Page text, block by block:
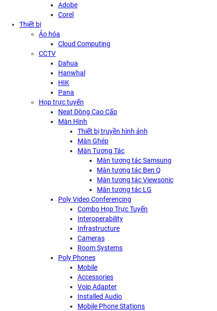
Adobe
Corel
Thiết bị
Ảo hóa
Cloud Computing
CCTV
Dahua
Hanwhal
HIK
Pana
Họp trực tuyến
Neat Dòng Cao Cấp
Màn Hình
Thiết bị truyền hình ảnh
Màn Ghép
Màn Tương Tác
Màn tương tác Samsung
Màn tương tác Ben Q
Màn tương tác Viewsonic
Màn tương tác LG
Poly Video Conferencing
Combo Họp Trực Tuyến
Interoperability
Infrastructure
Cameras
Room Systems
Poly Phones
Mobile
Accessories
Voip Adapter
Installed Audio
Mobile Phone Stations